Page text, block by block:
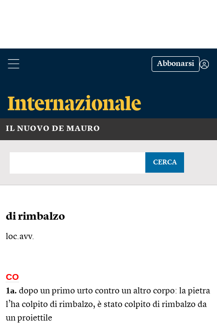
Abbonarsi
IL NUOVO DE MAURO
CERCA
di rimbalzo
loc.avv.
CO
1a. dopo un primo urto contro un altro corpo: la pietra
l’ha colpito di rimbalzo, è stato colpito di rimbalzo da
un proiettile